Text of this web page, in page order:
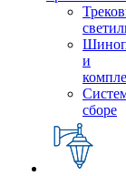
и
сборе